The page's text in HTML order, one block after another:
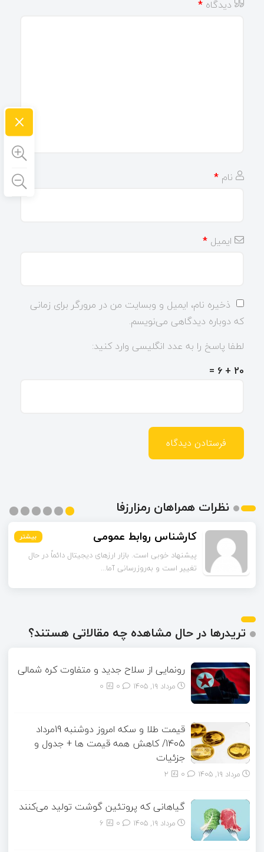
دیدگاه *
نام *
ایمیل *
ذخیره نام، ایمیل و وبسایت من در مرورگر برای زمانی
که دوباره دیدگاهی می‌نویسم.
لطفا پاسخ را به عدد انگلیسی وارد کنید:
20 + 6 =
نظرات همراهان رمزارزفا
بیشتر مشکات بیشتر
چند مورد از آمارهای مقاله مربوط به سال‌های گذشته است.
آیا امکان دارد نسخه به‌روز...
بیشتر
بیشتر
بیشتر
بیشتر
تریدرها در حال مشاهده چه مقالاتی هستند؟
رونمایی از سلاح جدید و متفاوت کره شمالی
مرداد ۱۹, ۱۴۰۵ 0
قیمت طلا و سکه امروز دوشنبه 19مرداد
1405/ کاهش همه قیمت ها + جدول و
جزئیات
مرداد ۱۹, ۱۴۰۵ 2
گیاهانی که پروتئین گوشت تولید می‌کنند
مرداد ۱۹, ۱۴۰۵ 6
×